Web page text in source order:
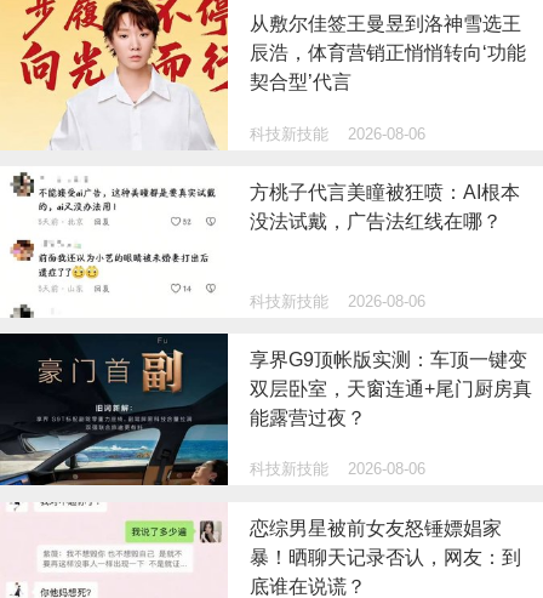
从敷尔佳签王曼昱到洛神雪选王
辰浩，体育营销正悄悄转向‘功能
契合型’代言
科技新技能 2026-08-06
方桃子代言美瞳被狂喷：AI根本
没法试戴，广告法红线在哪？
科技新技能 2026-08-06
享界G9顶帐版实测：车顶一键变
双层卧室，天窗连通+尾门厨房真
能露营过夜？
科技新技能 2026-08-06
恋综男星被前女友怒锤嫖娼家
暴！晒聊天记录否认，网友：到
底谁在说谎？